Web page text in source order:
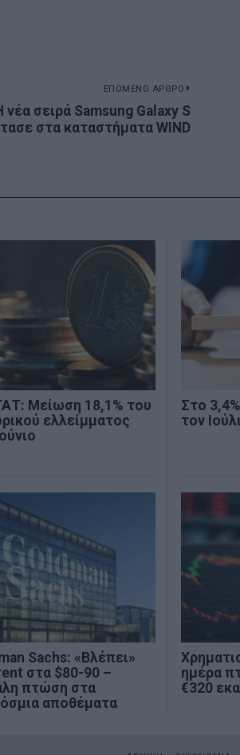
ΕΠΟΜΕΝΟ ΑΡΘΡΟ
Next
post:
νέα σειρά Samsung Galaxy S
στα καταστήματα WIND
Μείωση 18,1% του
ελλείμματος
Στο
τον
Sachs: «Βλέπει»
στα $80-90 –
πτώση στα
αποθέματα
ημέρα
€320